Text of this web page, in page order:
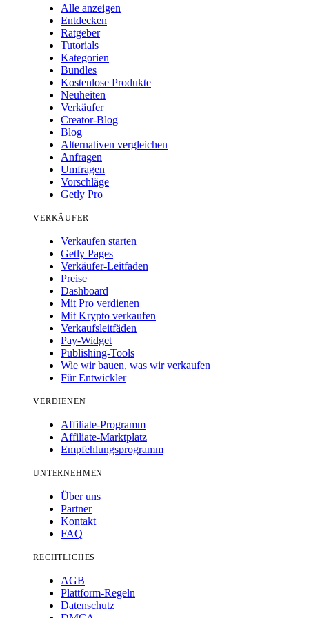
Alle anzeigen
Entdecken
Ratgeber
Tutorials
Kategorien
Bundles
Kostenlose Produkte
Neuheiten
Verkäufer
Creator-Blog
Blog
Alternativen vergleichen
Anfragen
Umfragen
Vorschläge
Getly Pro
VERKÄUFER
Verkaufen starten
Getly Pages
Verkäufer-Leitfaden
Preise
Dashboard
Mit Pro verdienen
Mit Krypto verkaufen
Verkaufsleitfäden
Pay-Widget
Publishing-Tools
Wie wir bauen, was wir verkaufen
Für Entwickler
VERDIENEN
Affiliate-Programm
Affiliate-Marktplatz
Empfehlungsprogramm
UNTERNEHMEN
Über uns
Partner
Kontakt
FAQ
RECHTLICHES
AGB
Plattform-Regeln
Datenschutz